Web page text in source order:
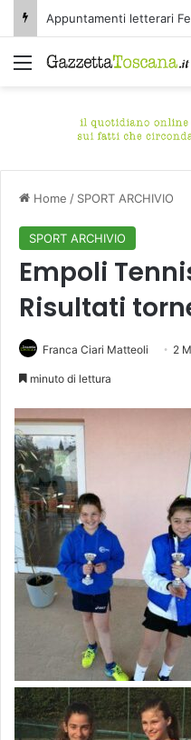
Appuntamenti letterari
Menu
Home / SPORT ARCHIVIO
SPORT ARCHIVIO
Empoli
Risultati
Franca Ciari Matteoli 2
minuto di lettura